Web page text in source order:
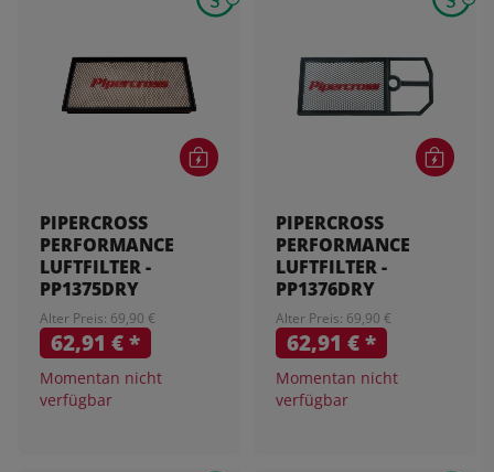
PIPERCROSS
PERFORMANCE
LUFTFILTER -
PP1375DRY
Alter Preis: 69,90 €
62,91 €*
Momentan nicht
verfügbar
PIPERCROSS
PERFORMANCE
LUFTFILTER -
PP1376DRY
Alter Preis: 69,90 €
62,91 €*
Momentan nicht
verfügbar